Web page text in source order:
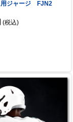
用ジャージ FJN2
(税込)